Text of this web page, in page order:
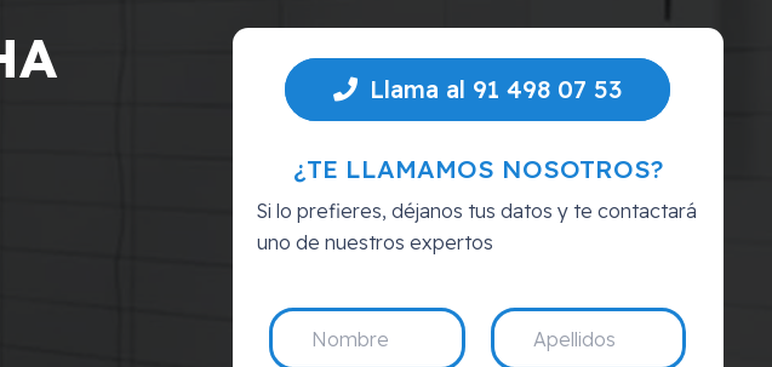
Llama al 91 498 07 53
¿TE LLAMAMOS NOSOTROS?
Si lo prefieres, déjanos tus datos y te contactará
uno de nuestros expertos